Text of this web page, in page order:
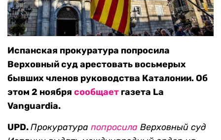
Испанская прокуратура попросила
Верховный суд арестовать восьмерых
бывших членов руководства Каталонии. Об
этом 2 ноября сообщает газета La
Vanguardia.
UPD.Прокуратура попросила Верховный суд